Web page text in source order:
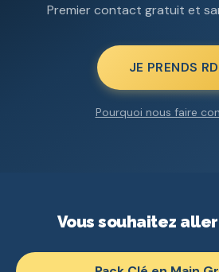
Premier contact gratuit et
JE PRENDS
Pourquoi nous faire
Vous souhaitez